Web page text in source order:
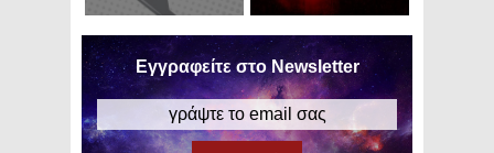
Εγγραφείτε στο Newsletter